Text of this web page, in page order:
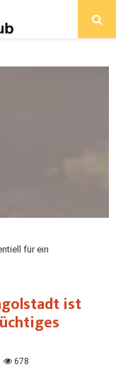
für ein
ist
678